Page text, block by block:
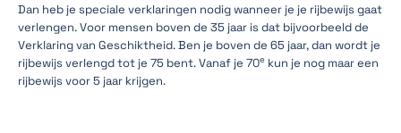
Dan heb je speciale verklaringen nodig wanneer je je rijbewijs gaat
verlengen. Voor mensen boven de 35 jaar is dat bijvoorbeeld de
Verklaring van Geschiktheid. Ben je boven de 65 jaar, dan wordt je
rijbewijs verlengd tot je 75 bent. Vanaf je 70e kun je nog maar een
rijbewijs voor 5 jaar krijgen.